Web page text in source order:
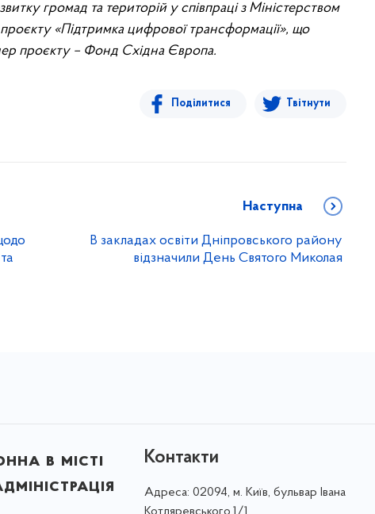
громад та територій у співпраці з Міністерством
«Підтримка цифрової трансформації», що
проєкту – Фонд Східна Європа.
Поділитися Твітнути
Наступна
В закладах освіти Дніпровського району
відзначили День Святого Миколая
в місті
Контакти
Адреса: 02094, м. Київ, бульвар Івана